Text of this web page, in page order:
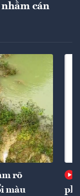
cán
rõ
màu
phí